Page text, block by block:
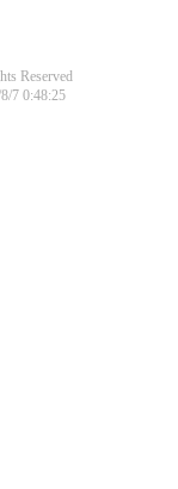
Reserved
7 0:48:25